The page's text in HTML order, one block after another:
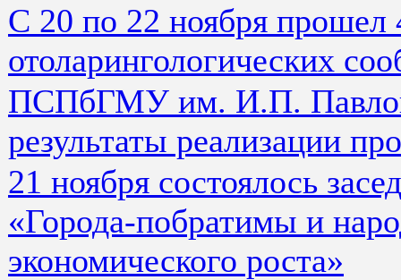
С 20 по 22 ноября прошел
отоларингологических
ПСПбГМУ им. И.П.
результаты реализации
21 ноября состоялось
«Города-побратимы и
экономического роста»